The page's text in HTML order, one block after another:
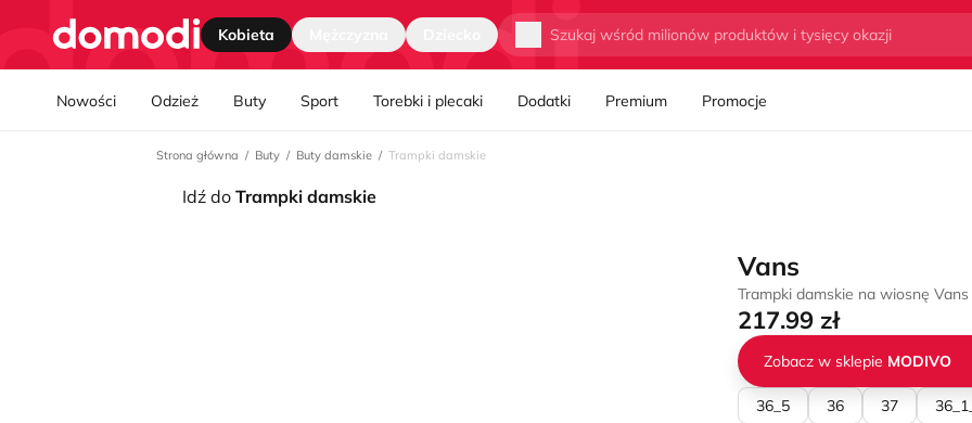
Nawgiacja kategorii
Strona główna Kobieta Wyszukaj
Nowości Odzież Buty Sport Torebki i plecaki Dodatki Premium Promocje
Strona główna Buty Buty damskie Trampki damskie
Idź do Trampki damskie
Vans
Trampki damskie na wiosnę Vans
217.99 zł
Zobacz w sklepie MODIVO
36_5 36 37